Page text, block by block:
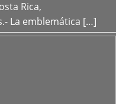
Rica,
La emblemática […]